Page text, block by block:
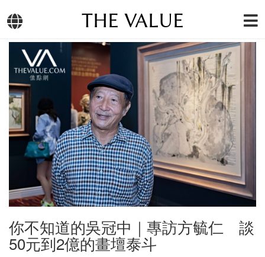
THE VALUE
你不知道的吳冠中｜專訪方毓仁 談
50元到2億的畫壇泰斗